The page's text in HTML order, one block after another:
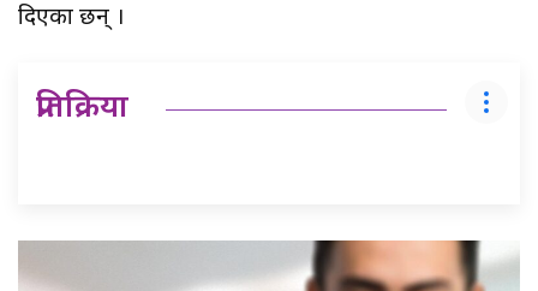
दिएका छन् ।
प्रतिक्रिया